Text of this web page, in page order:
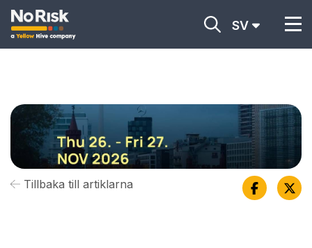
SV
Tillbaka till artiklarna